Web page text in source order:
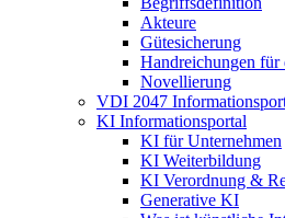
Akteure
Gütesicherung
Handreichungen für
Novellierung
VDI 2047
KI Informationsportal
KI für Unternehmen
KI Weiterbildung
KI Verordnung &
Generative KI